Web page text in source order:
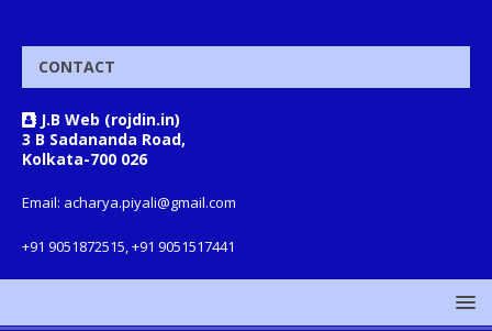
CONTACT
J.B Web (rojdin.in)
3 B Sadananda Road,
Kolkata-700 026
Email: acharya.piyali@gmail.com
+91 9051872515, +91 9051517441